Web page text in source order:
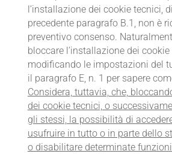
l’installazione dei cookie tecnici,
precedente paragrafo B.1, non è
preventivo consenso.
bloccare l’installazione dei cookie
modificando le impostazioni del
il paragrafo E, n. 1 per sapere
Considera, tuttavia, che,
dei cookie tecnici, o
gli stessi, la possibilità di
usufruire in tutto o in parte dello
o disabilitare determinate